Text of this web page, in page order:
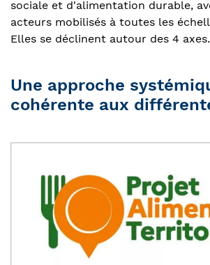
sociale et d'alimentation durable,
acteurs mobilisés à toutes les
Elles se déclinent autour des 4 axes.
Une approche
cohérente aux